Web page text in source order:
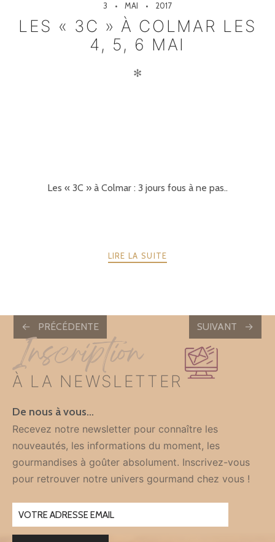
3 MAI 2017
LES « 3C » À COLMAR LES
4, 5, 6 MAI
✻
Les « 3C » à Colmar : 3 jours fous à ne pas..
LIRE LA SUITE
POSTS
NAVIGATION
PRÉCÉDENTE SUIVANT
Inscription
À LA NEWSLETTER
De nous à vous…
Recevez notre newsletter pour connaître les
nouveautés, les informations du moment, les
gourmandises à goûter absolument. Inscrivez-vous
pour retrouver notre univers gourmand chez vous !